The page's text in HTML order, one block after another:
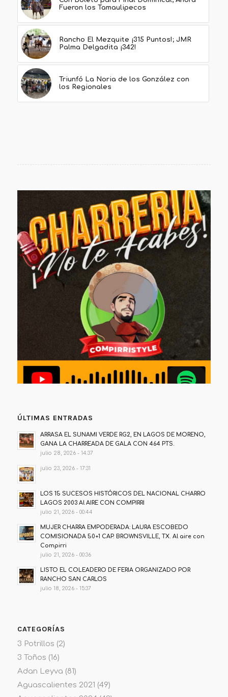
Fueron los Tamaulipecos
Rancho El Mezquite ¡315 Puntos!; JMR
Palma Delgadita ¡342!
Triunfó La Noria de los González con
los Regionales
ÚLTIMAS ENTRADAS
ARRASA EL SUNAMI VERDE RG2, EN LAGOS DE MORENO,
GANA LA CHARREADA DE GALA CON 464 PTS.
julio 28, 2026 - 14:37
julio 23, 2026 - 17:31
LOS 15 SUCESOS HISTÓRICOS DEL NACIONAL CHARRO
LAGOS 2003 Al AIRE CON COMPIRRI
julio 21, 2026 - 00:44
MUJER CHARRA EMPODERADA: LAURA ESCOBEDO
COMISIONADA 50+1 CAP. BROWNSVILLE, TX. Al aire con
Compirri
julio 21, 2026 - 00:36
LISTO EL COLEADERO DE FERIA ORGANIZADO POR
RANCHO SAN CARLOS
julio 18, 2026 - 15:37
CATEGORÍAS
3 Potrillos (2)
3 Toños (16)
Adan Leyva (81)
Aguascalientes 2021 (49)